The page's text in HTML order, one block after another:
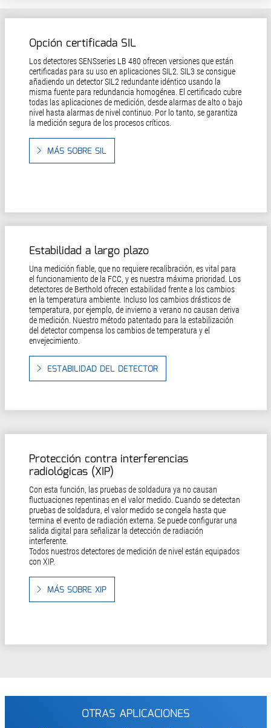
Opción certificada SIL
Los detectores SENSseries LB 480 ofrecen versiones que están
certificadas para su uso en aplicaciones SIL2. SIL3 se consigue
añadiendo un detector SIL2 redundante idéntico usando la
misma fuente para redundancia homogénea. El certificado cubre
todas las aplicaciones de medición, desde alarmas de alto o bajo
nivel hasta alarmas de nivel continuo. Por lo tanto, se garantiza
la medición segura de los procesos críticos.
MÁS SOBRE SIL
Estabilidad a largo plazo
Una medición fiable, que no requiere recalibración, es vital para
el funcionamiento de la FCC, y es nuestra máxima prioridad. Los
detectores de Berthold ofrecen estabilidad frente a los cambios
en la temperatura ambiente. Incluso los cambios drásticos de
temperatura, por ejemplo, de invierno a verano no causan deriva
de medición. Nuestro método patentado para la estabilización
del detector compensa los cambios de temperatura y el
envejecimiento.
ESTABILIDAD DEL DETECTOR
Protección contra interferencias
radiológicas (XIP)
Con esta función, las pruebas de soldadura ya no causan
fluctuaciones repentinas en el valor medido. Cuando se detectan
pruebas de soldadura, el valor medido se congela hasta que
termina el evento de radiación externa. Se puede configurar una
salida digital para señalizar la detección de radiación
interferente.
Todos nuestros detectores de medición de nivel están equipados
con XIP.
MÁS SOBRE XIP
OTRAS APLICACIONES